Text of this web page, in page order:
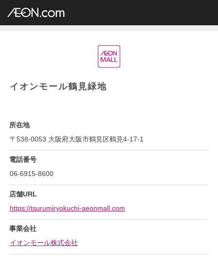
イオングループ店舗一覧
イオンモール鶴見緑地
所在地
〒538-0053 大阪府大阪市鶴見区鶴見4-17-1
電話番号
06-6915-8600
店舗URL
https://tsurumiryokuchi-aeonmall.com
事業会社
イオンモール株式会社